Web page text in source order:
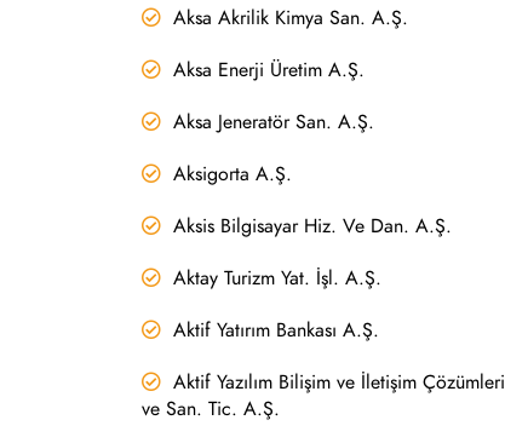
Aksa Akrilik Kimya San. A.Ş.
Aksa Enerji Üretim A.Ş.
Aksa Jeneratör San. A.Ş.
Aksigorta A.Ş.
Aksis Bilgisayar Hiz. Ve Dan. A.Ş.
Aktay Turizm Yat. İşl. A.Ş.
Aktif Yatırım Bankası A.Ş.
Aktif Yazılım Bilişim ve İletişim Çözümleri
ve San. Tic. A.Ş.